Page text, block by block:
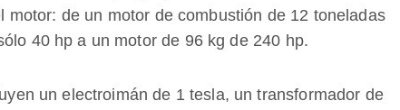
de un motor de combustión de 12 toneladas
40 hp a un motor de 96 kg de 240 hp.
un electroimán de 1 tesla, un transformador de